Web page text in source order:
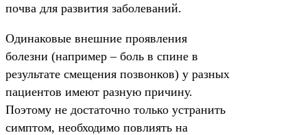
почва для развития заболеваний.
Одинаковые внешние проявления
болезни (например – боль в спине в
результате смещения позвонков) у разных
пациентов имеют разную причину.
Поэтому не достаточно только устранить
симптом, необходимо повлиять на